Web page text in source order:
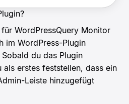
WordPressQuery Monitor
im WordPress-Plugin
du das Plugin
erstes feststellen, dass ein
Leiste hinzugefügt